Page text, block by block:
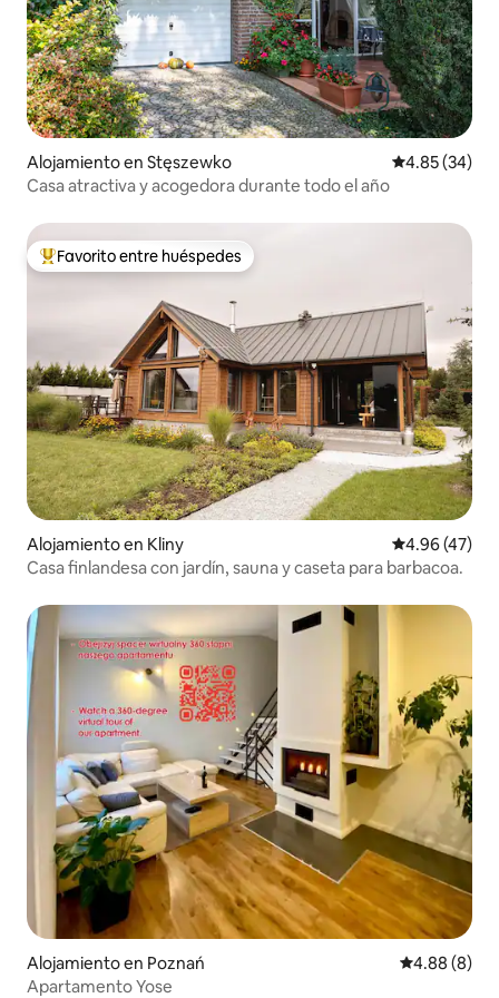
Alojamiento en Stęszewko Calificación
4.85 (34)
Casa atractiva y acogedora durante todo el año
Favorito entre huéspedes preferido
Favorito entre huéspedes
Alojamiento en Kliny Calificación
4.96 (47)
Casa finlandesa con jardín, sauna y caseta para barbacoa.
Alojamiento en Poznań Calificación
4.88 (8)
Apartamento Yose